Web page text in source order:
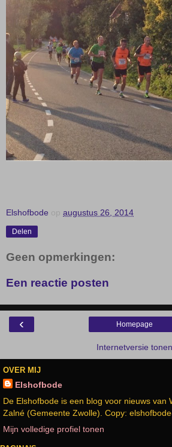
Elshofbode op augustus 26, 2014
Delen
Geen opmerkingen:
Een reactie posten
‹ Homepage
Internetversie tonen
OVER MIJ
Elshofbode
De Elshofbode is een blog voor nieuws van
Zalné (Gemeente Zwolle). Copy:
Mijn volledige profiel tonen